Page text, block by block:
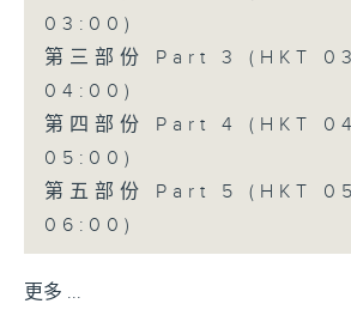
03:00)
第三部份 Part 3 (HKT
04:00)
第四部份 Part 4 (HKT
05:00)
第五部份 Part 5 (HKT
06:00)
更多 ...